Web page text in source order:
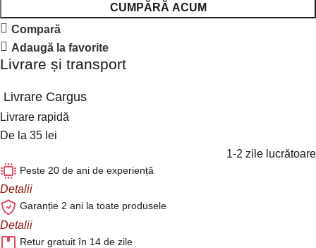
CUMPĂRĂ ACUM
Compară
Adaugă la favorite
Livrare și transport
Livrare Cargus
Livrare rapidă
De la 35 lei
1-2 zile lucrătoare
Peste 20 de ani de experiență
Detalii
Garanție 2 ani la toate produsele
Detalii
Retur gratuit în 14 de zile